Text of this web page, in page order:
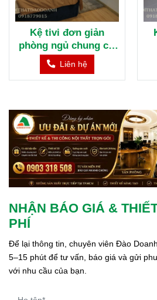
Kệ tivi đơn giản
phòng ngủ chung cư
KTV131
Liên hệ
NHẬN BÁO GIÁ &
PHÍ
Để lại thông tin, chuyên viên Đào
5–15 phút để tư vấn, báo giá và gửi
với nhu cầu của bạn.